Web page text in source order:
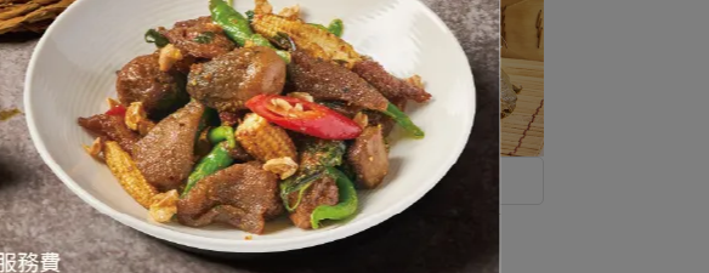
到香港也能吃到的好港味
玉春捲(全素5入)
NT$188
✔ 排隊港點 手工製作
香椿荷葉飯(全素4入)